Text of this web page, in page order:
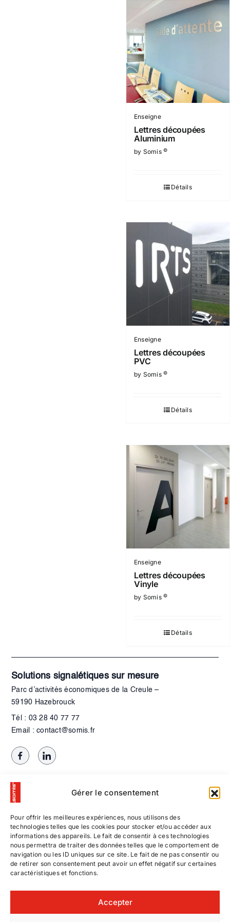
Gérer le consentement
Pour offrir les meilleures expériences, nous utilisons des
technologies telles que les cookies pour stocker et/ou accéder aux
informations des appareils. Le fait de consentir à ces technologies
nous permettra de traiter des données telles que le comportement de
navigation ou les ID uniques sur ce site. Le fait de ne pas consentir ou
de retirer son consentement peut avoir un effet négatif sur certaines
caractéristiques et fonctions.
Accepter
Enseigne
Lettres découpées
Aluminium
by Somis©
Détails
Enseigne
Lettres découpées
PVC
by Somis©
Détails
Enseigne
Lettres découpées
Vinyle
by Somis©
Détails
Solutions signalétiques sur mesure
Parc d’activités économiques de la Creule –
59190 Hazebrouck
Tél : 03 28 40 77 77
Email : contact@somis.fr
Contactez-nous